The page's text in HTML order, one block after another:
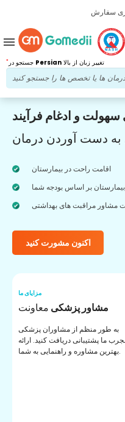
سفارش
* Persian تغییر زبان از بالا
menu
سهولت و ادغام فرآیند
به دست آوردن درمان
اقامت راحت در بیمارستان
بر اساس بودجه شما
مشاور مراقبت های بهداشتی
اکنون مشورت کنید
مزایای ما
مشاور پزشکی معاونت
به طور منظم از مشاوران پزشکی
ما پشتیبانی دریافت کنید. ارائه
بهترین مشاوره و راهنمایی به شما.